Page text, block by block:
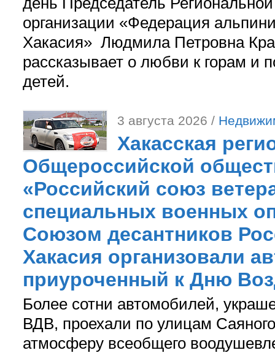
организации «Федерация
Хакасия» Людмила Петровна
рассказывает о любви к горам и
детей.
3 августа 2026 /
Хакасская
Общероссийской
«Российский союз
специальных военных
Союзом десантников
Хакасия организовали
приуроченный к Дню
Более сотни автомобилей,
ВДВ, проехали по улицам
атмосферу всеобщего